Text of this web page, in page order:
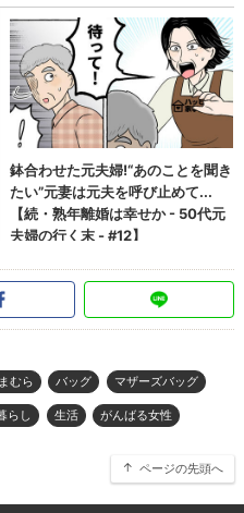
むら バッグ マザーズバッグ
らし 生活 がんばる女性
ページの先頭へ